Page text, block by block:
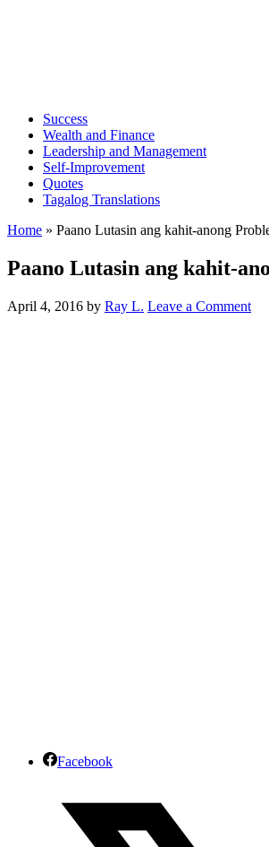
Success
Wealth and Finance
Leadership and Management
Self-Improvement
Quotes
Tagalog Translations
Home » Paano Lutasin ang kahit-anong
Paano Lutasin ang kahit-
April 4, 2016 by Ray L. Leave a Comment
Facebook